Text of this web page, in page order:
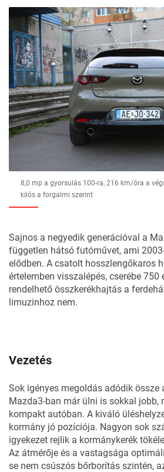
8,0 mp a gyorsulás 100-ra, 216 km/óra a
kilós a forgalmi szerint
Sajnos a negyedik generációval a
független hátsó futóművet, ami
elődben. A csatolt hosszlengőkaros
értelemben visszalépés, cserébe 750
rendelhető összkerékhajtás a
limuzinhoz nem.
Vezetés
Sok igényes megoldás adódik össze
Mazda3-ban már ülni is sokkal jobb,
kompakt autóban. A kiváló
kormány jó pozíciója. Nagyon sok
igyekezet rejlik a kormánykerék
Az átmérője és a vastagsága
se nem csúszós bőrborítás szintén,